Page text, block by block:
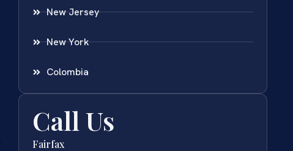
New Jersey
New York
Colombia
Call Us
Fairfax